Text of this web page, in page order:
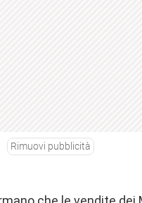
Rimuovi pubblicità